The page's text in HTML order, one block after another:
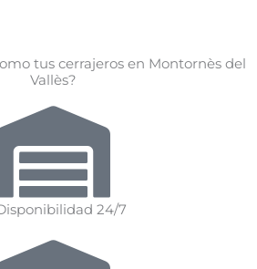
tus cerrajeros en Montornès del
Vallès?
24/7